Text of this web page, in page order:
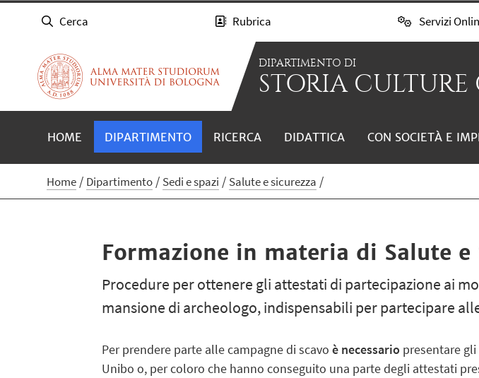
Cerca Rubrica Servizi
DIPARTIMENTO DI
STORIA
HOME DIPARTIMENTO RICERCA DIDATTICA CON SOCIETÀ E
Home Dipartimento Sedi e spazi Salute e sicurezza
Formazione in materia di Salute
Procedure per ottenere gli attestati di partecipazione ai
mansione di archeologo, indispensabili per partecipare
Per prendere parte alle campagne di scavo è necessario presentare gli
Unibo o, per coloro che hanno conseguito una parte degli attestati